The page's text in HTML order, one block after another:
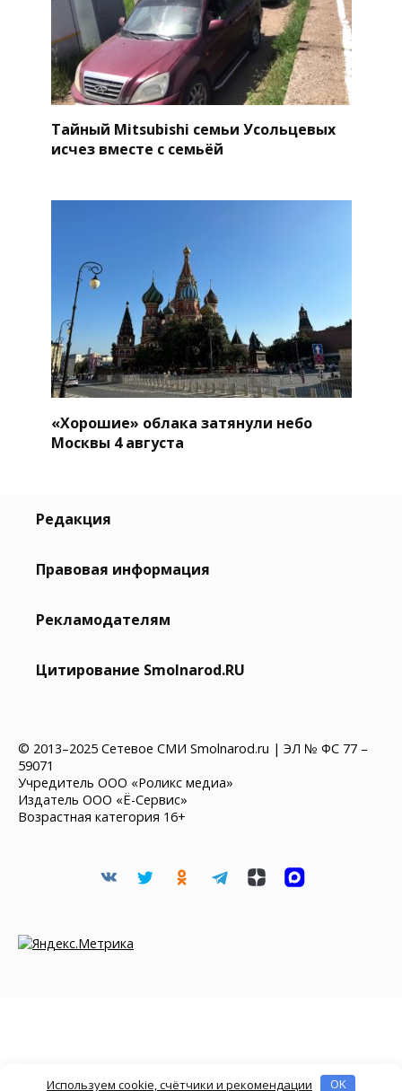
Тайный Mitsubishi семьи Усольцевых
исчез вместе с семьёй
«Хорошие» облака затянули небо
Москвы 4 августа
Редакция
Правовая информация
Рекламодателям
Цитирование Smolnarod.RU
© 2013–2025 Сетевое СМИ Smolnarod.ru | ЭЛ № ФС 77 –
59071
Учредитель ООО «Роликс медиа»
Издатель ООО «Ё-Сервис»
Возрастная категория 16+
Используем cookie, счётчики и рекомендации OK